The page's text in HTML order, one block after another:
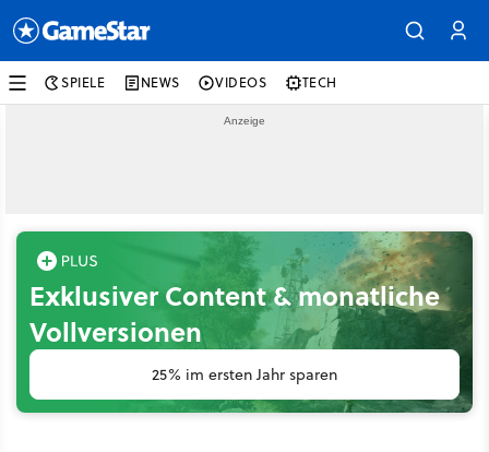
SPIELE NEWS VIDEOS TECH
Exklusiver Content & monatliche
Vollversionen
25% im ersten Jahr sparen